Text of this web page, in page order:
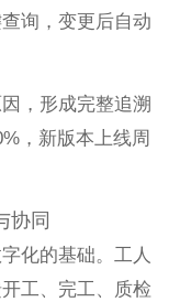
询，变更后自动
，形成完整追溯
，新版本上线周
协同
化的基础。工人
工、完工、质检